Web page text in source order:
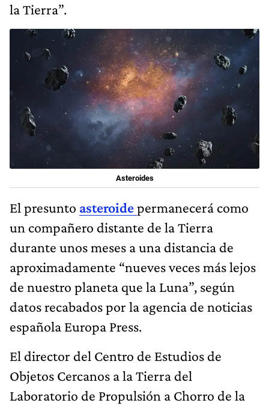
la Tierra”.
Asteroides
El presunto asteroidepermanecerá como
un compañero distante de la Tierra
durante unos meses a una distancia de
aproximadamente “nueves veces más lejos
de nuestro planeta que la Luna”, según
datos recabados por la agencia de noticias
española Europa Press.
El director del Centro de Estudios de
Objetos Cercanos a la Tierra del
Laboratorio de Propulsión a Chorro de la